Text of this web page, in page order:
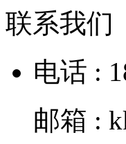
联系我们
电话 :
邮箱 :